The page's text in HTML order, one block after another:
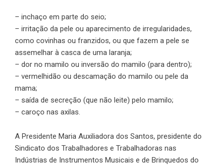
– inchaço em parte do seio;
– irritação da pele ou aparecimento de irregularidades,
como covinhas ou franzidos, ou que fazem a pele se
assemelhar à casca de uma laranja;
– dor no mamilo ou inversão do mamilo (para dentro);
– vermelhidão ou descamação do mamilo ou pele da
mama;
– saída de secreção (que não leite) pelo mamilo;
– caroço nas axilas.
A Presidente Maria Auxiliadora dos Santos, presidente do
Sindicato dos Trabalhadores e Trabalhadoras nas
Indústrias de Instrumentos Musicais e de Brinquedos do